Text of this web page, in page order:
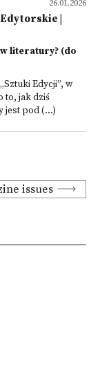
26.01.2026
|
literatury? (do
Edycji”, w
to, jak dziś
jest pod (...)
issues